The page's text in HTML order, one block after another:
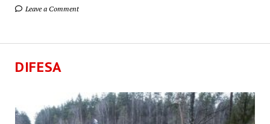
Leave a Comment
DIFESA